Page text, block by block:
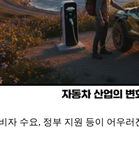
자 수요, 정부 지원 등이 어우러